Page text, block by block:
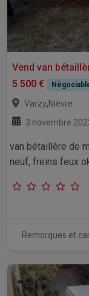
Vend van
5 500 €
Varzy,Nièvre
3 novembre
van bétaillère de
neuf, freins feux
Remorques et